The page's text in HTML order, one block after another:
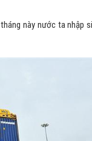
này nước ta nhập